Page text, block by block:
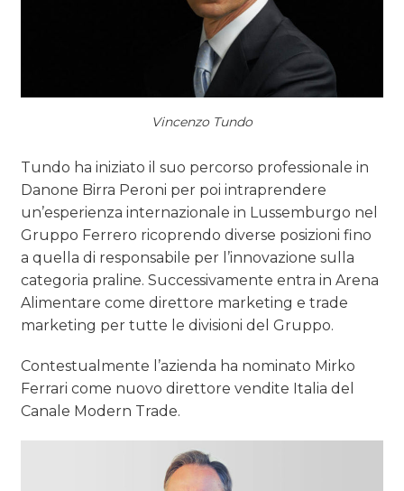
Vincenzo Tundo
Tundo ha iniziato il suo percorso professionale in
Danone Birra Peroni per poi intraprendere
un’esperienza internazionale in Lussemburgo nel
Gruppo Ferrero ricoprendo diverse posizioni fino
a quella di responsabile per l’innovazione sulla
categoria praline. Successivamente entra in Arena
Alimentare come direttore marketing e trade
marketing per tutte le divisioni del Gruppo.
Contestualmente l’azienda ha nominato Mirko
Ferrari come nuovo direttore vendite Italia del
Canale Modern Trade.